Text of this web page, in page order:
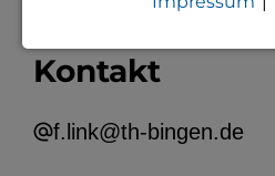
Kontakt
f.link@th-bingen.de
Notwendige
Funktionalität der